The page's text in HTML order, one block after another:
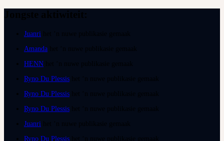
Juanri
Amanda
HENN
Ryno Du Plessis
Ryno Du Plessis
Ryno Du Plessis
Juanri
Ryno Du Plessis